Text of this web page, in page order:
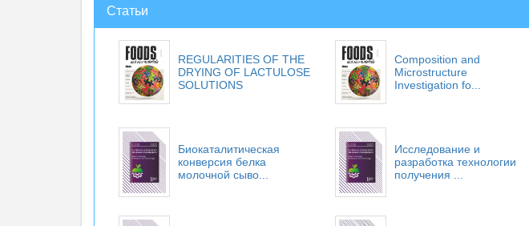
Статьи
REGULARITIES OF THE
DRYING OF LACTULOSE
SOLUTIONS
Composition and
Microstructure
Investigation fo...
Биокаталитическая
конверсия белка
молочной сыво...
Исследование и
разработка технологии
получения ...